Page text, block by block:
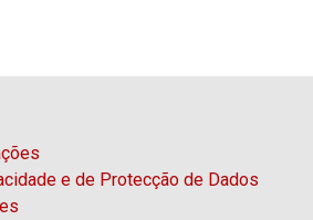
e de Protecção de Dados